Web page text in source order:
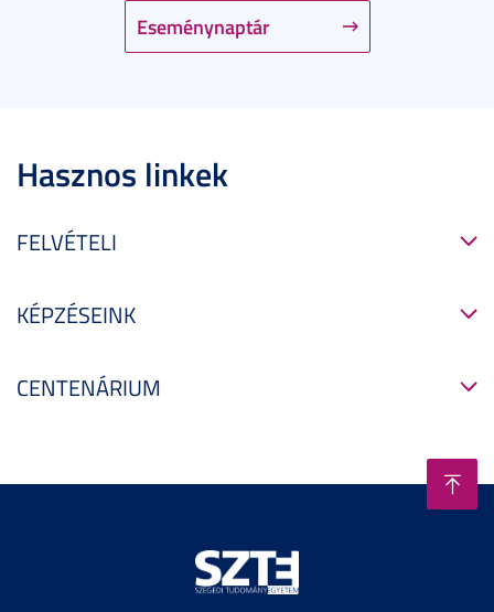
Eseménynaptár
Hasznos linkek
FELVÉTELI
KÉPZÉSEINK
CENTENÁRIUM